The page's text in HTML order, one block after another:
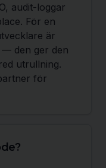
audit-loggar
För en
är
— den ger den
utrullning.
för